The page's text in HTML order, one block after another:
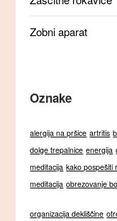
Zobni aparat
Oznake
alergija na pršice artritis
dolge trepalnice energija
meditacija kako pospešiti
meditacija obrezovanje
organizacija dekliščine